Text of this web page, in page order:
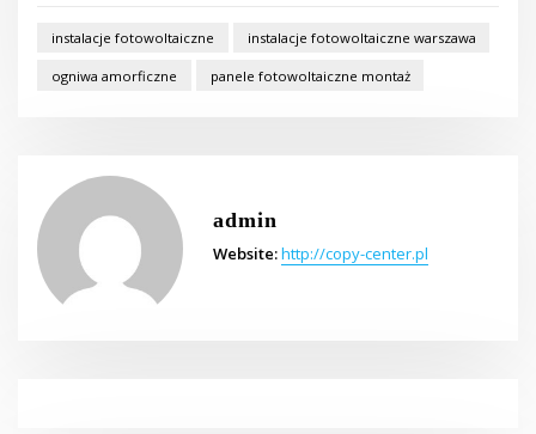
instalacje fotowoltaiczne instalacje fotowoltaiczne warszawa
ogniwa amorficzne panele fotowoltaiczne montaż
admin
Website:http://copy-center.pl